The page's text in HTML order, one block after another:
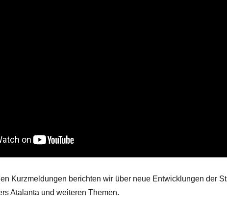
Kurzmeldungen berichten wir über neue Entwicklungen der
Atalanta und weiteren Themen.